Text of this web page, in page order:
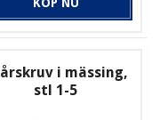
i mässing,
stl 1-5